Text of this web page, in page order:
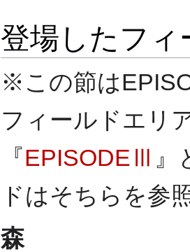
登場したフィ
※この節は
フィールドエリ
『EPISODEⅢ 』
ドはそちらを参
森